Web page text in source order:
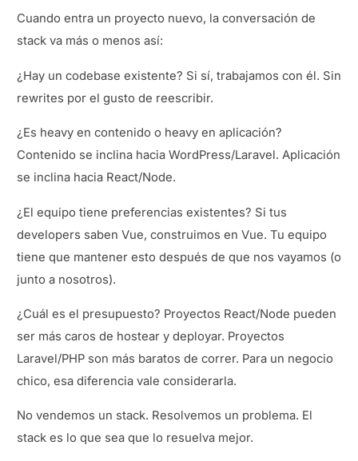
Cuando entra un proyecto nuevo, la conversación de
stack va más o menos así:
¿Hay un codebase existente? Si sí, trabajamos con él. Sin
rewrites por el gusto de reescribir.
¿Es heavy en contenido o heavy en aplicación?
Contenido se inclina hacia WordPress/Laravel. Aplicación
se inclina hacia React/Node.
¿El equipo tiene preferencias existentes? Si tus
developers saben Vue, construimos en Vue. Tu equipo
tiene que mantener esto después de que nos vayamos (o
junto a nosotros).
¿Cuál es el presupuesto? Proyectos React/Node pueden
ser más caros de hostear y deployar. Proyectos
Laravel/PHP son más baratos de correr. Para un negocio
chico, esa diferencia vale considerarla.
No vendemos un stack. Resolvemos un problema. El
stack es lo que sea que lo resuelva mejor.